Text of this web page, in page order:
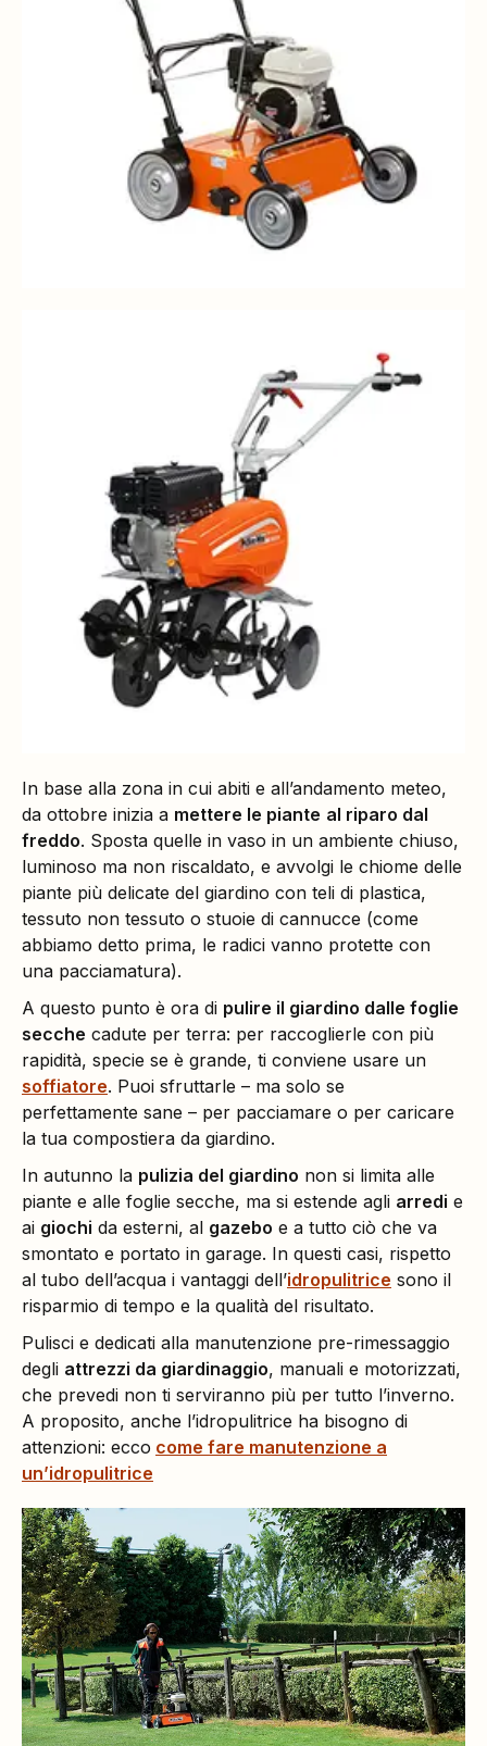
In base alla zona in cui abiti e all’andamento meteo,
da ottobre inizia a mettere le piante al riparo dal
freddo. Sposta quelle in vaso in un ambiente chiuso,
luminoso ma non riscaldato, e avvolgi le chiome delle
piante più delicate del giardino con teli di plastica,
tessuto non tessuto o stuoie di cannucce (come
abbiamo detto prima, le radici vanno protette con
una pacciamatura).
A questo punto è ora di pulire il giardino dalle foglie
secche cadute per terra: per raccoglierle con più
rapidità, specie se è grande, ti conviene usare un
soffiatore. Puoi sfruttarle – ma solo se
perfettamente sane – per pacciamare o per caricare
la tua compostiera da giardino.
In autunno la pulizia del giardino non si limita alle
piante e alle foglie secche, ma si estende agli arredi e
ai giochi da esterni, al gazebo e a tutto ciò che va
smontato e portato in garage. In questi casi, rispetto
al tubo dell’acqua i vantaggi dell’idropulitrice sono il
risparmio di tempo e la qualità del risultato.
Pulisci e dedicati alla manutenzione pre-rimessaggio
degli attrezzi da giardinaggio, manuali e motorizzati,
che prevedi non ti serviranno più per tutto l’inverno.
A proposito, anche l’idropulitrice ha bisogno di
attenzioni: ecco come fare manutenzione a
un’idropulitrice